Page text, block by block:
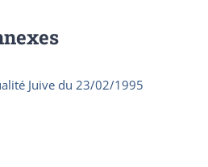
Juive du 23/02/1995